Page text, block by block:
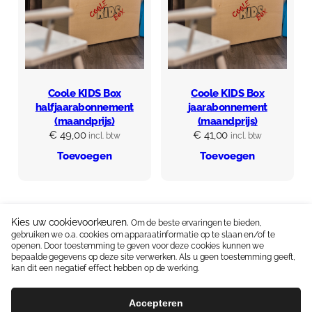
Coole KIDS Box
halfjaarabonnement
(maandprijs)
€ 49,00 incl. btw
Toevoegen
Coole KIDS Box
jaarabonnement
(maandprijs)
€ 41,00 incl. btw
Toevoegen
Neem contact op:06 15336587|info@coolekidsbox.nl
Handige linkjes:Ontwikkelingsmaterialen
Kies uw cookievoorkeuren. Om de beste ervaringen te bieden,
gebruiken we o.a. cookies om apparaatinformatie op te slaan en/of te
openen. Door toestemming te geven voor deze cookies kunnen we
bepaalde gegevens op deze site verwerken. Als u geen toestemming geeft,
kan dit een negatief effect hebben op de werking.
Accepteren